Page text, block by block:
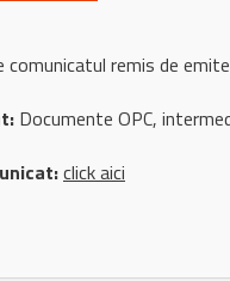
remis de
Documente OPC,
click aici